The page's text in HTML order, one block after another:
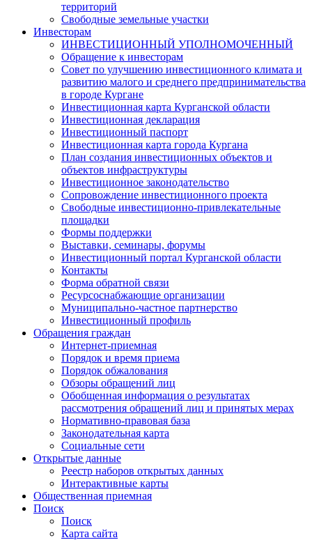
территорий
Свободные земельные участки
Инвесторам
ИНВЕСТИЦИОННЫЙ УПОЛНОМОЧЕННЫЙ
Обращение к инвесторам
Совет по улучшению инвестиционного климата и
развитию малого и среднего предпринимательства
в городе Кургане
Инвестиционная карта Курганской области
Инвестиционная декларация
Инвестиционный паспорт
Инвестиционная карта города Кургана
План создания инвестиционных объектов и
объектов инфраструктуры
Инвестиционное законодательство
Сопровождение инвестиционного проекта
Свободные инвестиционно-привлекательные
площадки
Формы поддержки
Выставки, семинары, форумы
Инвестиционный портал Курганской области
Контакты
Форма обратной связи
Ресурсоснабжающие организации
Муниципально-частное партнерство
Инвестиционный профиль
Обращения граждан
Интернет-приемная
Порядок и время приема
Порядок обжалования
Обзоры обращений лиц
Обобщенная информация о результатах
рассмотрения обращений лиц и принятых мерах
Нормативно-правовая база
Законодательная карта
Социальные сети
Открытые данные
Реестр наборов открытых данных
Интерактивные карты
Общественная приемная
Поиск
Поиск
Карта сайта